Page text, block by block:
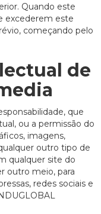
Quando este
excederem este
começando pelo
de
que
ou a permissão do
imagens,
outro tipo de
qualquer site do
outro meio, para
redes sociais e